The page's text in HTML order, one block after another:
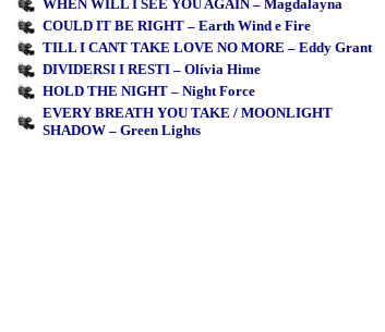
WHEN WILL I SEE YOU AGAIN – Magdalayna
COULD IT BE RIGHT – Earth Wind e Fire
TILL I CANT TAKE LOVE NO MORE – Eddy Grant
DIVIDERSI I RESTI – Olívia Hime
HOLD THE NIGHT – Night Force
EVERY BREATH YOU TAKE / MOONLIGHT
SHADOW – Green Lights